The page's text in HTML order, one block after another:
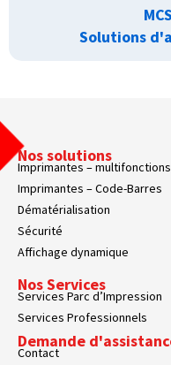
Solutions
Nos solutions
Imprimantes – multifonctions
Imprimantes – Code-Barres
Dématérialisation
Sécurité
Affichage dynamique
Nos Services
Services Parc d’Impression
Services Professionnels
Demande
Contact